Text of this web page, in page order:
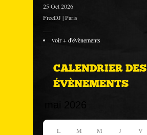
25 Oct 2026
FreeDJ | Paris
voir + d'évènements
CALENDRIER DES
ÉVÈNEMENTS
L M M J V